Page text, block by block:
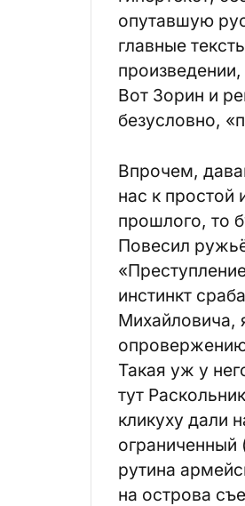
опутавшую
главные
Вот Зорин и
безусловно,
Впрочем,
нас к простой
прошлого, то
Повесил
инстинкт
Михайловича,
Такая уж у
тут
кликуху дали
рутина
на острова